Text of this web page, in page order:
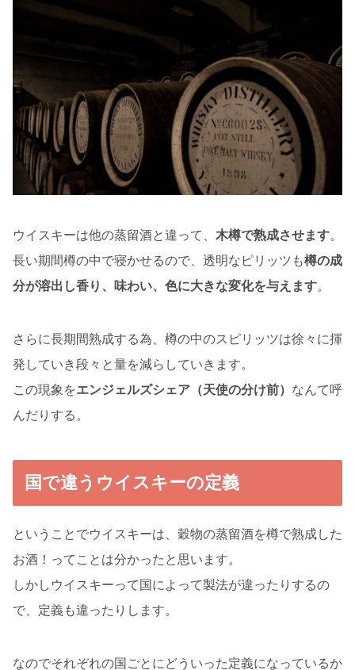
ウイスキーは他の蒸留酒と違って、 木樽で熟成させます。
長い期間樽の中で寝かせるので、透明なピリッツも樽の成
分が溶出し香り、味わい、色に大きな変化を与えます。
さらに長期間熟成する為、樽の中のスピリッツは徐々に揮
発していき段々と量を減らしていきます。
この現象をエンジェルズシェア（天使の分け前） なんて呼
んだりする。
国で違うウイスキーの定義
ということでウイスキーは、穀物の蒸留酒を樽で熟成した
お酒！ってことは分かったと思います。
しかしウイスキーって国によって製法が違ったりするの
で、定義も違ったりします。
なのでそれぞれの国ごとにどういった定義になっているか